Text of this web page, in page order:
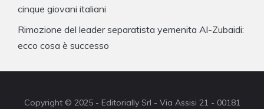
cinque giovani italiani
Rimozione del leader separatista yemenita Al-Zubaidi:
ecco cosa è successo
Copyright © 2025 - Editorially Srl - Via Assisi 21 - 00181